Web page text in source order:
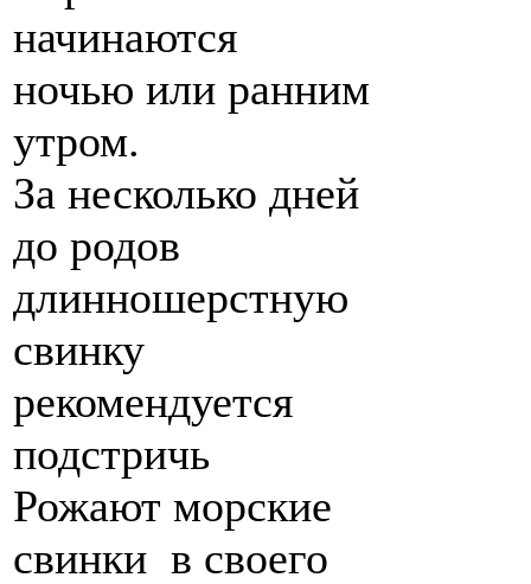
начинаются
ночью или ранним
утром.
За несколько дней
до родов
длинношерстную
свинку
рекомендуется
подстричь
Рожают морские
свинки в своего